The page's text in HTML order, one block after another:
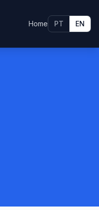
Home PT EN